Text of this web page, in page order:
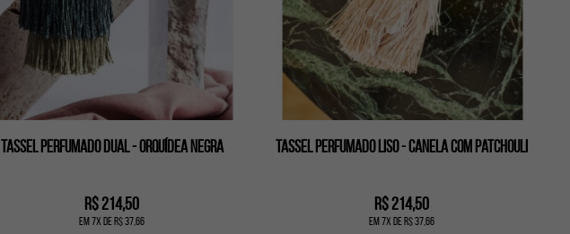
Tassel perfumado dual - Orquídea negra
R$ 214,50
em7x deR$ 37,66
Tassel perfumado liso - Canela com patchouli
R$ 214,50
em7x deR$ 37,66